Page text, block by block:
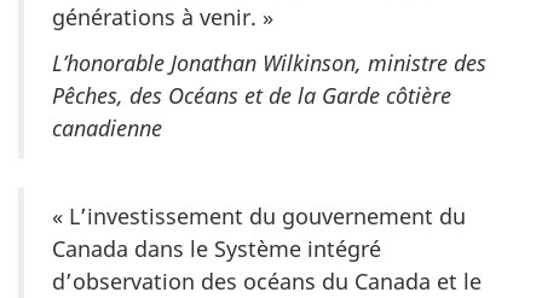
générations à venir. »
L’honorable Jonathan Wilkinson, ministre des
Pêches, des Océans et de la Garde côtière
canadienne
« L’investissement du gouvernement du
Canada dans le Système intégré
d’observation des océans du Canada et le